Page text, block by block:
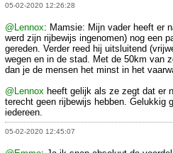
05-02-2020 12:26:28
@Lennox: Mamsie: Mijn vader heeft er
werd zijn rijbewijs ingenomen) nog een
gereden. Verder reed hij uitsluitend
wegen en in de stad. Met de 50km van
dan je de mensen het minst in het
@Lennox heeft gelijk als ze zegt dat er
terecht geen rijbewijs hebben. Gelukkig
iedereen.
05-02-2020 12:45:07